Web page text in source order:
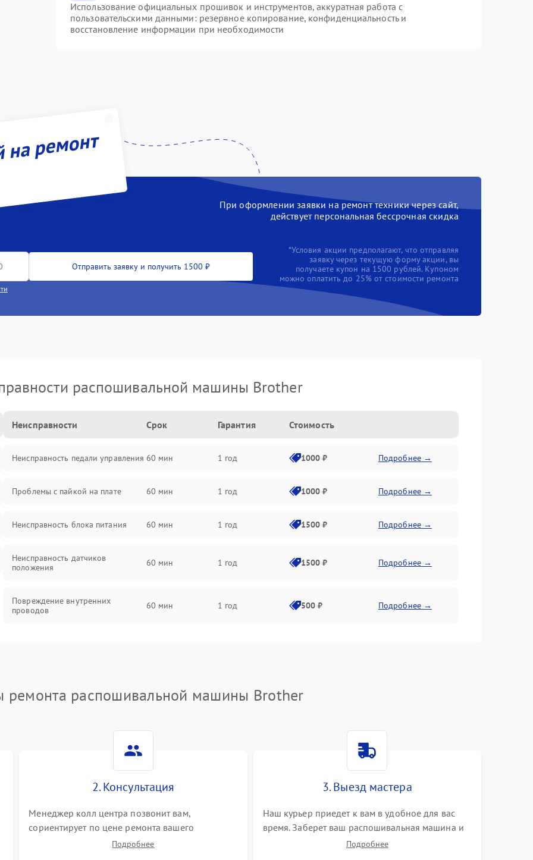
Использование официальных прошивок и инструментов, аккуратная работа с
пользовательскими данными: резервное копирование, конфиденциальность и
восстановление информации при необходимости
ремонт
При оформлении заявки на ремонт техники через сайт,
действует персональная бессрочная скидка
Отправить заявку и получить 1500 ₽
*Условия акции предполагают, что отправляя
заявку через текущую форму акции, вы
получаете купон на 1500 рублей. Купоном
можно оплатить до 25% от стоимости ремонта
распошивальной машины Brother
Неисправности Срок Гарантия Стоимость
Неисправность педали управления 60 мин 1 год 1000 ₽ Подробнее →
Проблемы с пайкой на плате 60 мин 1 год 1000 ₽ Подробнее →
Неисправность блока питания 60 мин 1 год 1500 ₽ Подробнее →
Неисправность датчиков
положения
60 мин 1 год 1500 ₽ Подробнее →
Повреждение внутренних
проводов
60 мин 1 год 500 ₽ Подробнее →
ремонта распошивальной машины Brother
2. Консультация
Менеджер колл центра позвонит вам,
сориентирует по цене ремонта вашего
распошивальной машины а также ответит на все
Подробнее
3. Выезд мастера
Наш курьер приедет к вам в удобное для вас
время. Заберет ваш распошивальная машина и
привезет на склад для диагностики.
Подробнее